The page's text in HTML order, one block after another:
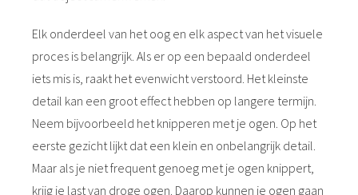
Elk onderdeel van het oog en elk aspect van het visuele
proces is belangrijk. Als er op een bepaald onderdeel
iets mis is, raakt het evenwicht verstoord. Het kleinste
detail kan een groot effect hebben op langere termijn.
Neem bijvoorbeeld het knipperen met je ogen. Op het
eerste gezicht lijkt dat een klein en onbelangrijk detail.
Maar als je niet frequent genoeg met je ogen knippert,
krijg je last van droge ogen. Daarop kunnen je ogen gaan